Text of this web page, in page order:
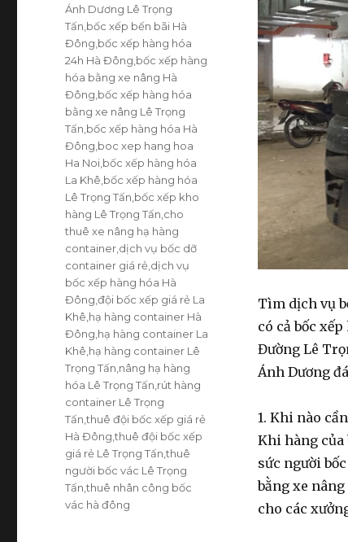
Tìm dịch vụ
có cảbốc xếp
Đường Lê
Ánh Dương
1. Khi nào
Khi hàng
sức người
bằng xe nâng
cho các
Ánh Dương Lê Trọng
Tấn bốc xếp bến bãi Hà
Đông bốc xếp hàng hóa
24h Hà Đông bốc xếp hàng
hóa bằng xe nâng Hà
Đông bốc xếp hàng hóa
bằng xe nâng Lê Trọng
Tấn bốc xếp hàng hóa Hà
Đông boc xep hang hoa
Ha Noi bốc xếp hàng hóa
La Khê bốc xếp hàng hóa
Lê Trọng Tấn bốc xếp kho
hàng Lê Trọng Tấn cho
thuê xe nâng hạ hàng
container dịch vụ bốc dỡ
container giá rẻ dịch vụ
bốc xếp hàng hóa Hà
Đông ,đội bốc xếp giá rẻ La
Khê hạ hàng container Hà
Đông hạ hàng container La
Khê hạ hàng container Lê
Trọng Tấn nâng hạ hàng
hóa Lê Trọng Tấn rút hàng
container Lê Trọng
Tấn ,thuê đội bốc xếp giá rẻ
Hà Đông ,thuê đội bốc xếp
giá rẻ Lê Trọng Tấn ,thuê
người bốc vác Lê Trọng
Tấn ,thuê nhân công bốc
vác hà đông